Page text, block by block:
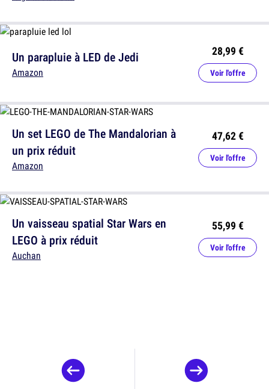
Un parapluie à LED de Jedi
Amazon
28,99 €
Voir l'offre
Un vaisseau spatial Star Wars en
LEGO à prix réduit
Auchan
55,99 €
Voir l'offre
Un set LEGO de The Mandalorian à
un prix réduit
Amazon
47,62 €
Voir l'offre